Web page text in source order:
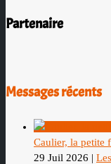
Partenaire
Messages récents
Caulier, la petite
29 Juil 2026 |